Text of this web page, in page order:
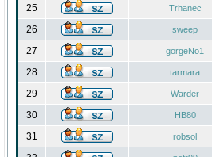
25 Trhanec
26 sweep
27 gorgeNo1
28 tarmara
29 Warder
30 HB80
31 robsol